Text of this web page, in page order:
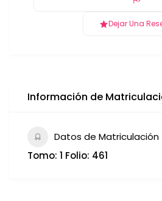
Dejar Una
Información de
Datos de Matriculación
Tomo: 1 Folio: 461